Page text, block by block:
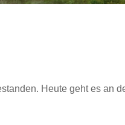
Heute geht es an